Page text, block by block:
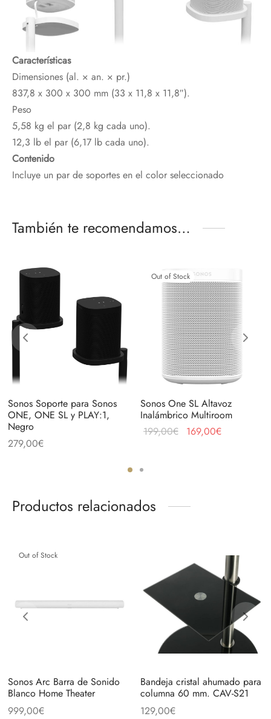
Características
Dimensiones (al. × an. × pr.)
837,8 x 300 x 300 mm (33 x 11,8 x 11,8″).
Peso
5,58 kg el par (2,8 kg cada uno).
12,3 lb el par (6,17 lb cada uno).
Contenido
Incluye un par de soportes en el color seleccionado
También te recomendamos…
Sonos Soporte para Sonos
ONE, ONE SL y PLAY:1,
Negro
279,00€
Out of Stock
Sonos One SL Altavoz
Inalámbrico Multiroom
199,00€
El precio
169,00€
Productos relacionados
Out of Stock
Sonos Arc Barra de Sonido
Blanco Home Theater
999,00€
Bandeja cristal ahumado para
columna 60 mm. CAV-S21
129,00€